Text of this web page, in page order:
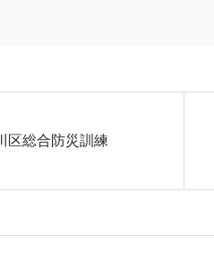
区総合防災訓練